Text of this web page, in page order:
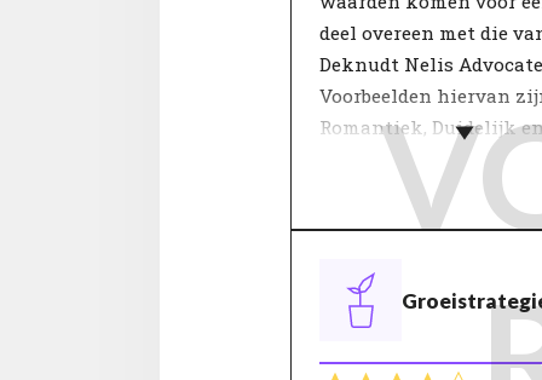
deel overeen met die
Deknudt Nelis
Voorbeelden hiervan
Romantiek, Duidelijk
Fantasierijk.
De meeste organisaties
definiëren hun
in een aantal
beschrijven waar zij
staan. Belangrijke
beslissingen worden